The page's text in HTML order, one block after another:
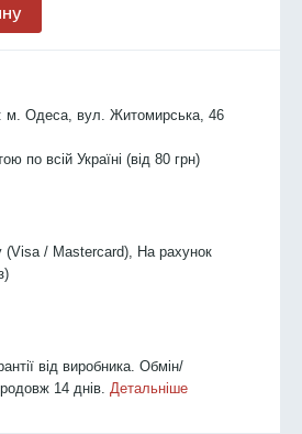
м. Одеса, вул. Житомирська, 46
по всій Україні (від 80 грн)
(Visa / Mastercard), На рахунок
від виробника. Обмін/
14 днів. Детальніше